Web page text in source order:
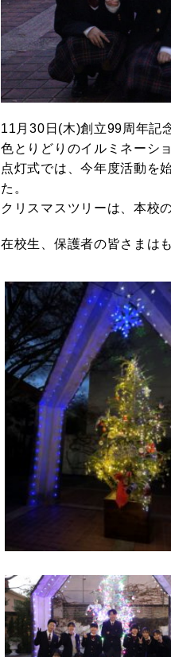
11月30日(木)創立99周年記
色とりどりのイルミネーシ
点灯式では、今年度活動を
た。
クリスマスツリーは、本校
在校生、保護者の皆さまは